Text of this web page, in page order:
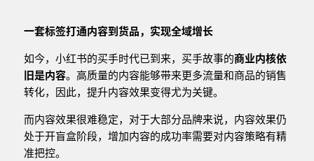
一套标签打通内容到货品，实现全域增长
如今，小红书的买手时代已到来，买手故事的商业内核依
旧是内容。高质量的内容能够带来更多流量和商品的销售
转化，因此，提升内容效果变得尤为关键。
而内容效果很难稳定，对于大部分品牌来说，内容效果仍
处于开盲盒阶段，增加内容的成功率需要对内容策略有精
准把控。